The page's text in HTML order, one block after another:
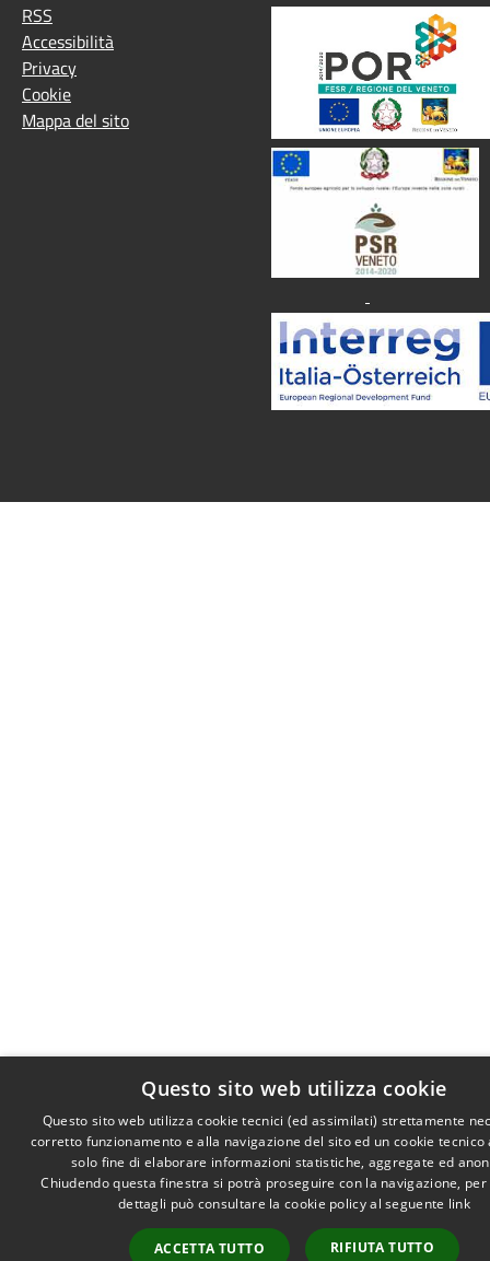
RSS
Accessibilità
Privacy
Cookie
Mappa del sito
Questo sito web utilizza cookie
Questo sito web utilizza cookie tecnici (ed assimilati) strettamente
corretto funzionamento e alla navigazione del sito ed un cookie tecnico
solo fine di elaborare informazioni statistiche, aggregate ed
Chiudendo questa finestra si potrà proseguire con la navigazione,
dettagli può consultare la cookie policy al seguente link
ACCETTA TUTTO RIFIUTA TUTTO